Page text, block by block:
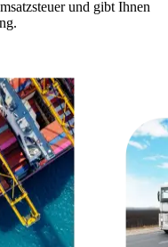
und gibt Ihnen